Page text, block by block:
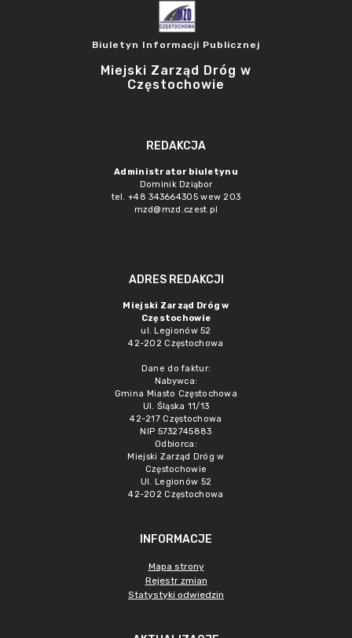
Biuletyn Informacji Publicznej
Miejski Zarząd Dróg w
Częstochowie
REDAKCJA
Administrator biuletynu
Dominik Dziąbor
tel. +48 343664305 wew 203
mzd@mzd.czest.pl
ADRES REDAKCJI
Miejski Zarząd Dróg w
Częstochowie
ul. Legionów 52
42-202 Częstochowa
Dane do faktur:
Nabywca:
Gmina Miasto Częstochowa
Ul. Śląska 11/13
42-217 Częstochowa
NIP 5732745883
Odbiorca:
Miejski Zarząd Dróg w
Częstochowie
Ul. Legionów 52
42-202 Częstochowa
INFORMACJE
Mapa strony
Rejestr zmian
Statystyki odwiedzin